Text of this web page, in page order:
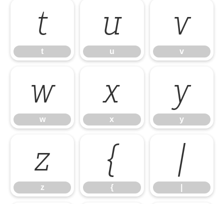
t
t
u
u
v
v
w
w
x
x
y
y
z
z
{
{
|